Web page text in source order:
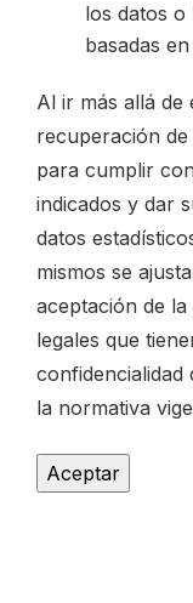
los datos o
basadas
Al ir más allá de
recuperación
para cumplir
indicados y dar
datos
mismos se
aceptación de
legales que
confidencialidad
la normativa